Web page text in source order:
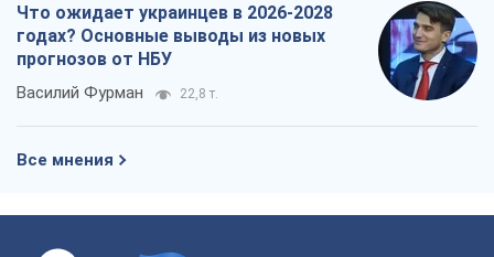
Что ожидает украинцев в 2026-2028
годах? Основные выводы из новых
прогнозов от НБУ
Василий Фурман 22,8 т.
Все мнения